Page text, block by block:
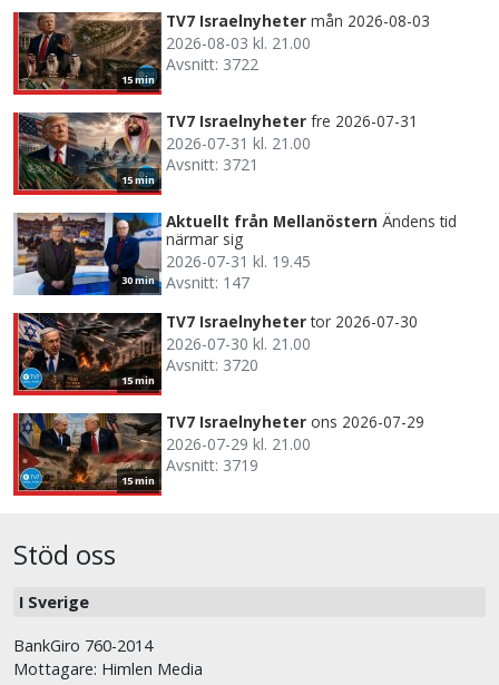
15 min
TV7 Israelnyheter mån 2026-08-03
2026-08-03 kl. 21.00
Avsnitt: 3722
15 min
TV7 Israelnyheter fre 2026-07-31
2026-07-31 kl. 21.00
Avsnitt: 3721
30 min
Aktuellt från Mellanöstern Ändens tid
närmar sig
2026-07-31 kl. 19.45
Avsnitt: 147
15 min
TV7 Israelnyheter tor 2026-07-30
2026-07-30 kl. 21.00
Avsnitt: 3720
15 min
TV7 Israelnyheter ons 2026-07-29
2026-07-29 kl. 21.00
Avsnitt: 3719
Stöd oss
I Sverige
BankGiro 760-2014
Mottagare: Himlen Media